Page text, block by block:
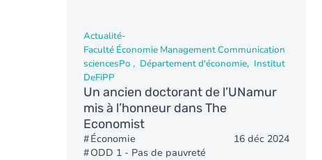
Actualité-
Faculté Économie Management Communication
sciencesPo
Département d'économie
Institut
DeFiPP
Un ancien doctorant de l’UNamur
mis à l’honneur dans The
Economist
Économie
ODD 1 - Pas de pauvreté
16 déc 2024